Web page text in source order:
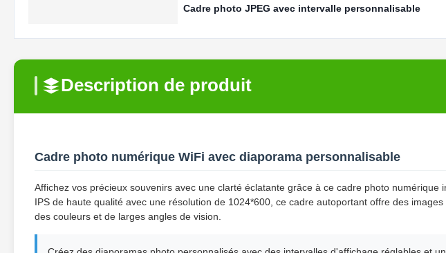
Cadre photo JPEG avec intervalle personnalisable
Description de produit
Cadre photo numérique WiFi avec diaporama personnalisable
Affichez vos précieux souvenirs avec une clarté éclatante grâce à ce cadre photo numérique
IPS de haute qualité avec une résolution de 1024*600, ce cadre autoportant offre des
des couleurs et de larges angles de vision.